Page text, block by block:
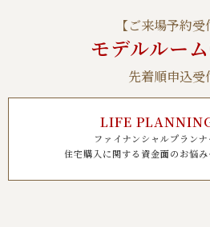
【ご来場予約受
モデルルー
先着順申込受
LIFE
ファイナンシャルプラン
住宅購入に関する資金面のお悩